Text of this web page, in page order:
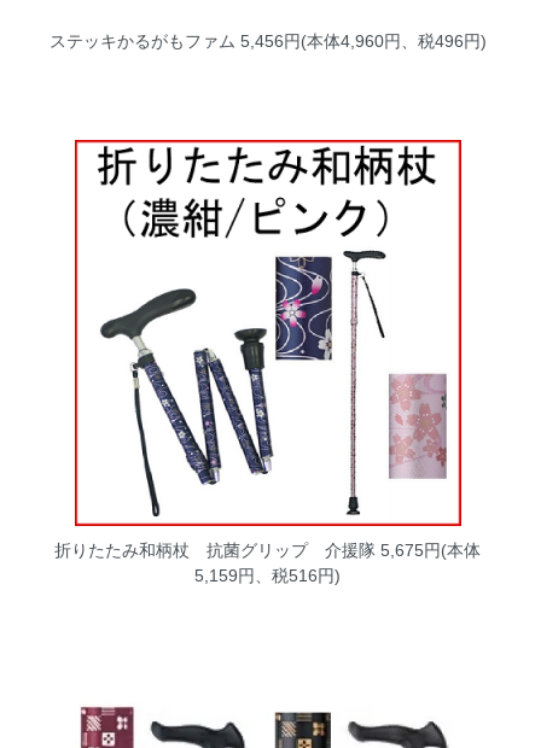
ステッキかるがもファム 5,456円(本体4,960円、税496円)
折りたたみ和柄杖 抗菌グリップ 介援隊 5,675円(本体
5,159円、税516円)